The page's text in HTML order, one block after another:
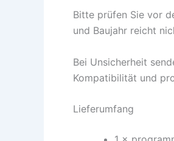
Bitte prüfen Sie vor
und Baujahr reicht
Bei Unsicherheit
Kompatibilität und
Lieferumfang